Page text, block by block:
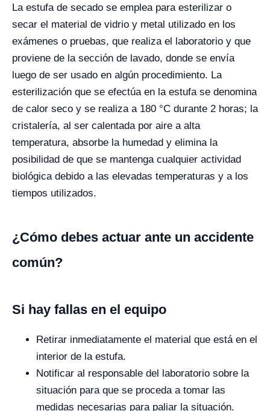
La estufa de secado se emplea para esterilizar o
secar el material de vidrio y metal utilizado en los
exámenes o pruebas, que realiza el laboratorio y que
proviene de la sección de lavado, donde se envía
luego de ser usado en algún procedimiento. La
esterilización que se efectúa en la estufa se denomina
de calor seco y se realiza a 180 °C durante 2 horas; la
cristalería, al ser calentada por aire a alta
temperatura, absorbe la humedad y elimina la
posibilidad de que se mantenga cualquier actividad
biológica debido a las elevadas temperaturas y a los
tiempos utilizados.
¿Cómo debes actuar ante un accidente
común?
Si hay fallas en el equipo
Retirar inmediatamente el material que está en el
interior de la estufa.
Notificar al responsable del laboratorio sobre la
situación para que se proceda a tomar las
medidas necesarias para paliar la situación.